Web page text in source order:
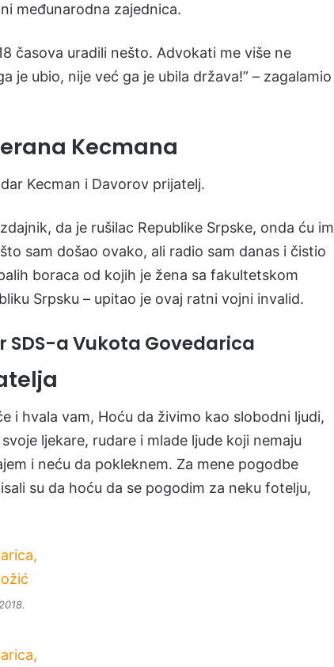
međunarodna zajednica.
časova uradili nešto. Advokati me više ne
je ubio, nije već ga je ubila država!” – zagalamio
Kecmana
Kecman i Davorov prijatelj.
da je rušilac Republike Srpske, onda ću im
sam došao ovako, ali radio sam danas i čistio
boraca od kojih je žena sa fakultetskom
Srpsku – upitao je ovaj ratni vojni invalid.
SDS-a Vukota Govedarica
i hvala vam, Hoću da živimo kao slobodni ljudi,
ljekare, rudare i mlade ljude koji nemaju
i neću da pokleknem. Za mene pogodbe
su da hoću da se pogodim za neku fotelju,